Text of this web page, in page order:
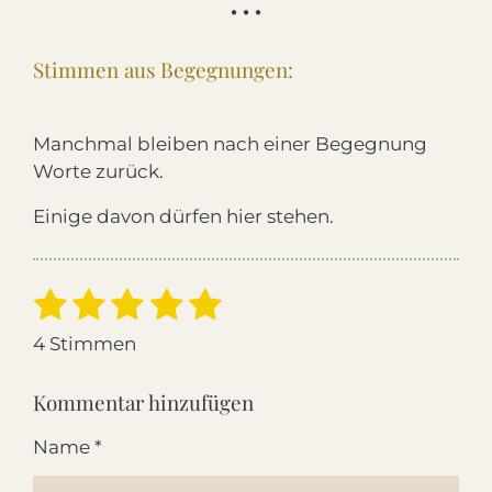
• • •
Stimmen aus Begegnungen:
Manchmal bleiben nach einer Begegnung
Worte zurück.
Einige davon dürfen hier stehen.
B
w
r
t
1
S
e
r
n
2
S
e
r
n
3
S
e
n
4
e
n
5
e
n
B
t
g
4 Stimmen
Kommentar hinzufügen
Name *